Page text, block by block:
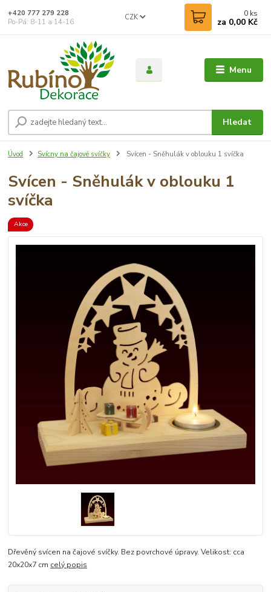
Menu
CZK
Hledat
+420 777 279 228
Po-Pá: 8-11 a 14-16
0 ks
za 0,00 Kč
Úvod Svícny na čajové svíčky Svícen - Sněhulák v oblouku 1 svíčka
Svícen - Sněhulák v oblouku 1
svíčka
Akce
Dřevěný svícen na čajové svíčky. Bez povrchové úpravy. Velikost: cca
20x20x7 cm celý popis